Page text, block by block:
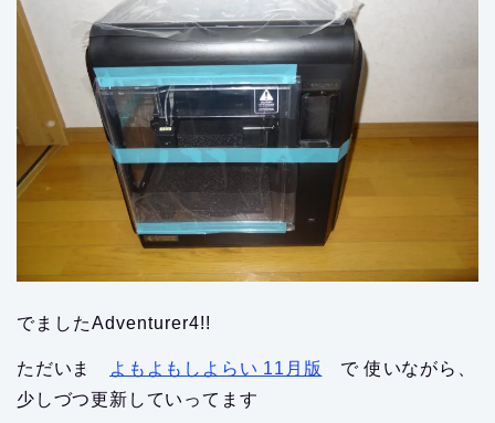
でましたAdventurer4!!
ただいま よもよもしよらい 11月版
で 使いながら、
少しづつ更新していってます